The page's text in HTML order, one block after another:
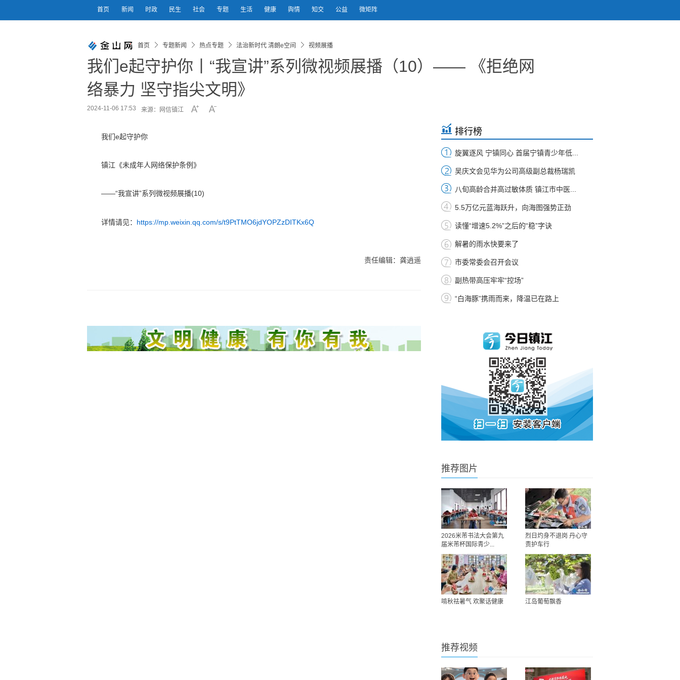
首页 新闻 时政 民生 社会 专题 生活 健康 舆情 知交 公益 微矩阵
首页 专题新闻 热点专题 法治新时代 清朗e空间 视频展播
我们e起守护你丨“我宣讲”系列微视频展播（10）—— 《拒绝网
络暴力 坚守指尖文明》
2024-11-06 17:53 来源：网信镇江
我们e起守护你
镇江《未成年人网络保护条例》
——“我宣讲”系列微视频展播(10)
详情请见： https://mp.weixin.qq.com/s/t9PtTMO6jdYOPZzDITKx6Q
责任编辑：龚逍遥
排行榜
旋翼逐风 宁镇同心 首届宁镇青少年低...
吴庆文会见华为公司高级副总裁杨瑞凯
八旬高龄合并高过敏体质 镇江市中医...
5.5万亿元蓝海跃升，向海图强势正劲
读懂“增速5.2%”之后的“稳”字诀
解暑的雨水快要来了
市委常委会召开会议
副热带高压牢牢“控场”
“白海豚”携雨而来，降温已在路上
推荐图片
2026米芾书法大会第九
届米芾杯国际青少...
烈日灼身不退岗 丹心守
责护车行
啃秋祛暑气 欢聚话健康 江岛葡萄飘香
推荐视频